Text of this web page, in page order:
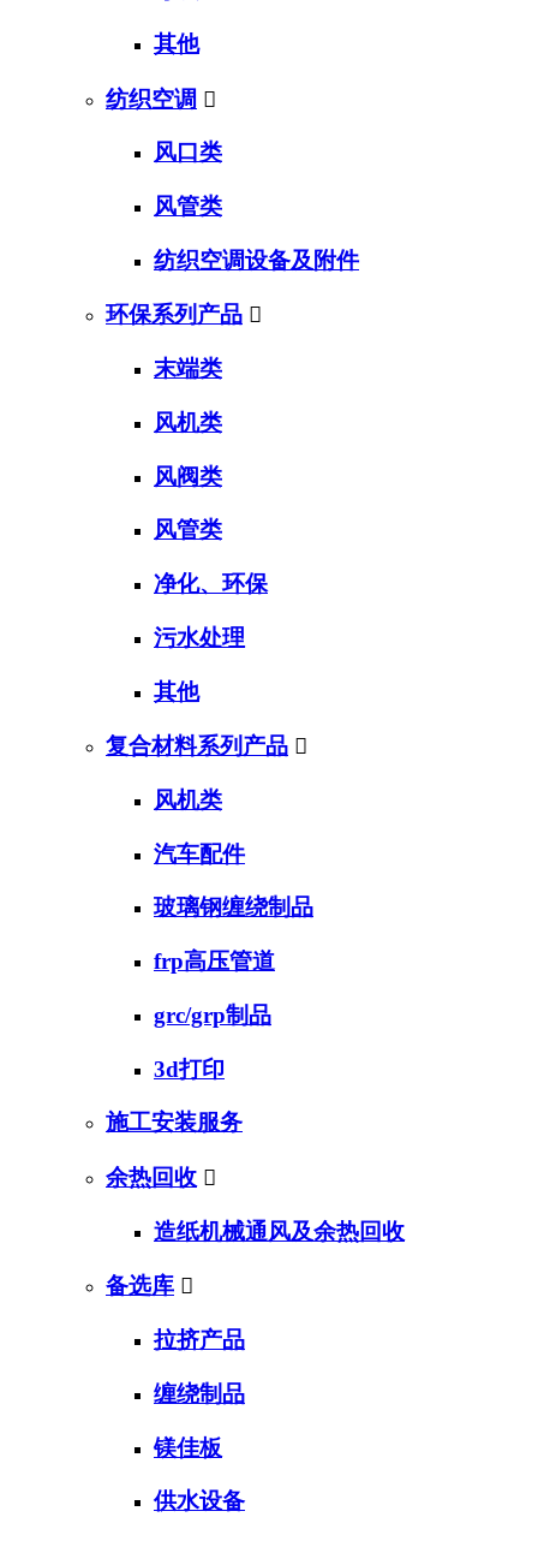
其他
纺织空调 
风口类
风管类
纺织空调设备及附件
环保系列产品 
末端类
风机类
风阀类
风管类
净化、环保
污水处理
其他
复合材料系列产品 
风机类
汽车配件
玻璃钢缠绕制品
frp高压管道
grc/grp制品
3d打印
施工安装服务
余热回收 
造纸机械通风及余热回收
备选库 
拉挤产品
缠绕制品
镁佳板
供水设备